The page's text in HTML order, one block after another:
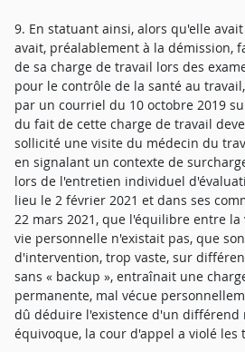
9. En statuant ainsi, alors qu'elle
avait, préalablement à la démission,
de sa charge de travail lors des
pour le contrôle de la santé au
par un courriel du 10 octobre 2019
du fait de cette charge de travail
sollicité une visite du médecin du
en signalant un contexte de
lors de l'entretien individuel
lieu le 2 février 2021 et dans ses
22 mars 2021, que l'équilibre entre
vie personnelle n'existait pas, que
d'intervention, trop vaste, sur
sans « backup », entraînait une
permanente, mal vécue
dû déduire l'existence d'un différend
équivoque, la cour d'appel a violé les